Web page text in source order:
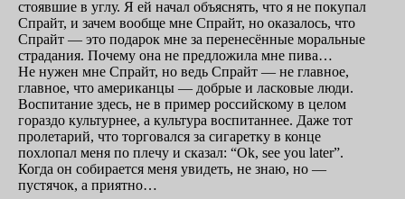
стоявшие в углу. Я ей начал объяснять, что я не покупал
Спрайт, и зачем вообще мне Спрайт, но оказалось, что
Спрайт — это подарок мне за перенесённые моральные
страдания. Почему она не предложила мне пива…
Не нужен мне Спрайт, но ведь Спрайт — не главное,
главное, что американцы — добрые и ласковые люди.
Воспитание здесь, не в пример российскому в целом
гораздо культурнее, а культура воспитаннее. Даже тот
пролетарий, что торговался за сигаретку в конце
похлопал меня по плечу и сказал: “Ok, see you later”.
Когда он собирается меня увидеть, не знаю, но —
пустячок, а приятно…